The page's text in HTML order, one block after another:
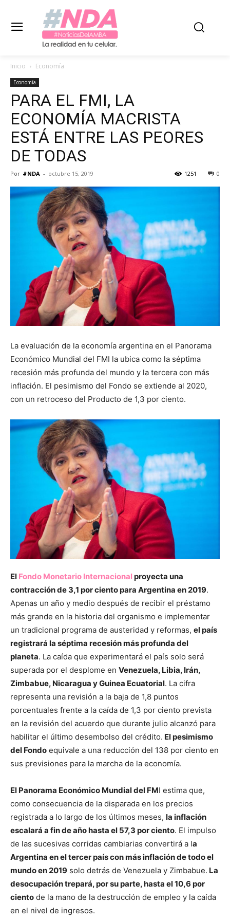
Inicio Economía
Economía
PARA EL FMI, LA
ECONOMÍA MACRISTA
ESTÁ ENTRE LAS PEORES
DE TODAS
Por #NDA - octubre 15, 2019 0
1251
La evaluación de la economía argentina en el Panorama
Económico Mundial del FMI la ubica como la séptima
recesión más profunda del mundo y la tercera con más
inflación. El pesimismo del Fondo se extiende al 2020,
con un retroceso del Producto de 1,3 por ciento.
El Fondo Monetario Internacional proyecta una
contracción de 3,1 por ciento para Argentina en 2019.
Apenas un año y medio después de recibir el préstamo
más grande en la historia del organismo e implementar
un tradicional programa de austeridad y reformas, el país
registrará la séptima recesión más profunda del
planeta. La caída que experimentará el país solo será
superada por el desplome en Venezuela, Libia, Irán,
Zimbabue, Nicaragua y Guinea Ecuatorial. La cifra
representa una revisión a la baja de 1,8 puntos
porcentuales frente a la caída de 1,3 por ciento prevista
en la revisión del acuerdo que durante julio alcanzó para
habilitar el último desembolso del crédito. El pesimismo
del Fondo equivale a una reducción del 138 por ciento en
sus previsiones para la marcha de la economía.
El Panorama Económico Mundial del FMI estima que,
como consecuencia de la disparada en los precios
registrada a lo largo de los últimos meses, la inflación
escalará a fin de año hasta el 57,3 por ciento. El impulso
de las sucesivas corridas cambiarias convertirá a la
Argentina en el tercer país con más inflación de todo el
mundo en 2019 solo detrás de Venezuela y Zimbabue. La
desocupación trepará, por su parte, hasta el 10,6 por
ciento de la mano de la destrucción de empleo y la caída
en el nivel de ingresos.